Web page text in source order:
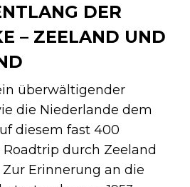
DER
– ZEELAND UND
überwältigender
die Niederlande dem
diesem fast 400
durch Zeeland
Erinnerung an die